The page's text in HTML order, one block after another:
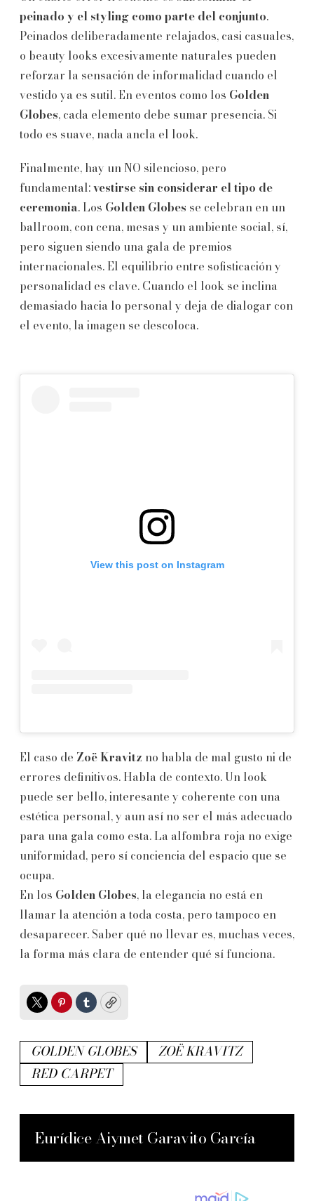
peinado y el styling como parte del conjunto.
Peinados deliberadamente relajados, casi casuales,
o beauty looks excesivamente naturales pueden
reforzar la sensación de informalidad cuando el
vestido ya es sutil. En eventos como los Golden
Globes, cada elemento debe sumar presencia. Si
todo es suave, nada ancla el look.
Finalmente, hay un NO silencioso, pero
fundamental:vestirse sin considerar el tipo de
ceremonia. Los Golden Globes se celebran en un
ballroom, con cena, mesas y un ambiente social, sí,
pero siguen siendo una gala de premios
internacionales. El equilibrio entre sofisticación y
personalidad es clave. Cuando el look se inclina
demasiado hacia lo personal y deja de dialogar con
el evento, la imagen se descoloca.
View this post on Instagram
El caso de Zoë Kravitz no habla de mal gusto ni de
errores definitivos. Habla de contexto. Un look
puede ser bello, interesante y coherente con una
estética personal, y aun así no ser el más adecuado
para una gala como esta. La alfombra roja no exige
uniformidad, pero sí conciencia del espacio que se
ocupa.
En los Golden Globes, la elegancia no está en
llamar la atención a toda costa, pero tampoco en
desaparecer. Saber qué no llevar es, muchas veces,
la forma más clara de entender qué sí funciona.
TwitterPinterest
TumblrCopy
GOLDEN GLOBES
ZOË KRAVITZ
RED CARPET
Eurídice Aiymet Garavito García